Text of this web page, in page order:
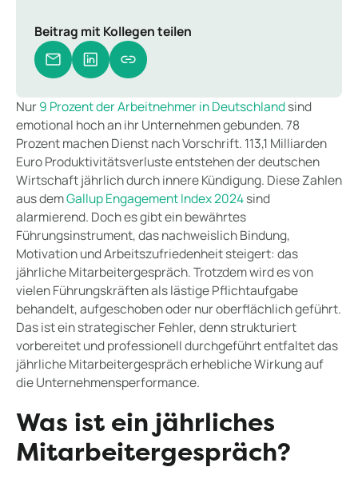
Beitrag mit Kollegen teilen
Nur9 Prozent der Arbeitnehmer in Deutschlandsind
emotional hoch an ihr Unternehmen gebunden. 78
Prozent machen Dienst nach Vorschrift. 113,1 Milliarden
Euro Produktivitätsverluste entstehen der deutschen
Wirtschaft jährlich durch innere Kündigung. Diese Zahlen
aus demGallup Engagement Index 2024sind
alarmierend. Doch es gibt ein bewährtes
Führungsinstrument, das nachweislich Bindung,
Motivation und Arbeitszufriedenheit steigert: das
jährliche Mitarbeitergespräch. Trotzdem wird es von
vielen Führungskräften als lästige Pflichtaufgabe
behandelt, aufgeschoben oder nur oberflächlich geführt.
Das ist ein strategischer Fehler, denn strukturiert
vorbereitet und professionell durchgeführt entfaltet das
jährliche Mitarbeitergespräch erhebliche Wirkung auf
die Unternehmensperformance.
Was ist ein jährliches
Mitarbeitergespräch?